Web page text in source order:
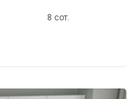
8 сот.